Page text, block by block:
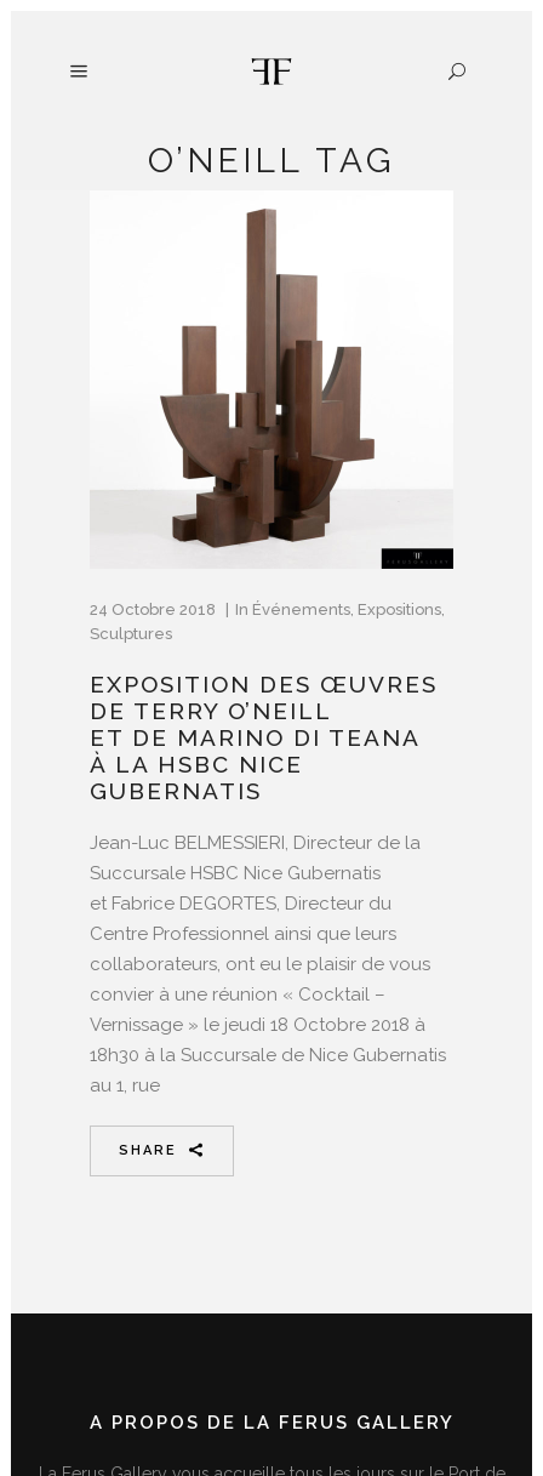
O’NEILL TAG
24 Octobre 2018 In Événements Expositions
Sculptures
EXPOSITION DES ŒUVRES
DE TERRY O’NEILL
ET DE MARINO DI TEANA
À LA HSBC NICE
GUBERNATIS
Jean-Luc BELMESSIERI, Directeur de la
Succursale HSBC Nice Gubernatis
et Fabrice DEGORTES, Directeur du
Centre Professionnel ainsi que leurs
collaborateurs, ont eu le plaisir de vous
convier à une réunion « Cocktail –
Vernissage » le jeudi 18 Octobre 2018 à
18h30 à la Succursale de Nice Gubernatis
au 1, rue
SHARE
A PROPOS DE LA FERUS GALLERY